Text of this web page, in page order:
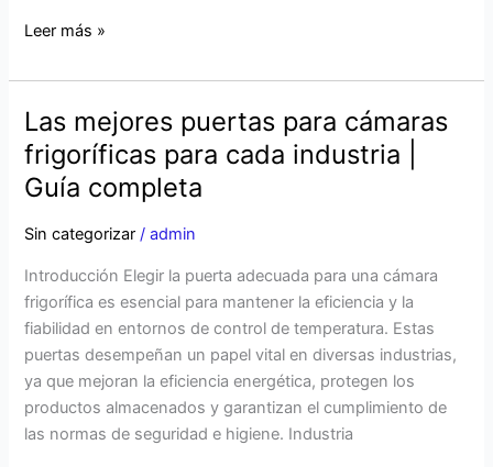
Leer más »
Las mejores puertas para cámaras
frigoríficas para cada industria |
Guía completa
Sin categorizar /admin
Introducción Elegir la puerta adecuada para una cámara
frigorífica es esencial para mantener la eficiencia y la
fiabilidad en entornos de control de temperatura. Estas
puertas desempeñan un papel vital en diversas industrias,
ya que mejoran la eficiencia energética, protegen los
productos almacenados y garantizan el cumplimiento de
las normas de seguridad e higiene. Industria
Las
mejores
puertas
para
cámaras
frigoríficas
para
cada
industria
|
Guía
completa